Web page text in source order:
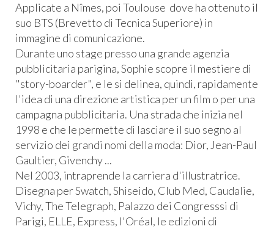
Applicate a Nîmes, poi Toulouse dove ha ottenuto il
suo BTS (Brevetto di Tecnica Superiore) in
immagine di comunicazione.
Durante uno stage presso una grande agenzia
pubblicitaria parigina, Sophie scopre il mestiere di
"story-boarder", e le si delinea, quindi, rapidamente
l'idea di una direzione artistica per un film o per una
campagna pubblicitaria. Una strada che inizia nel
1998 e che le permette di lasciare il suo segno al
servizio dei grandi nomi della moda: Dior, Jean-Paul
Gaultier, Givenchy ...
Nel 2003, intraprende la carriera d'illustratrice.
Disegna per Swatch, Shiseido, Club Med, Caudalie,
Vichy, The Telegraph, Palazzo dei Congresssi di
Parigi, ELLE, Express, l'Oréal, le edizioni di